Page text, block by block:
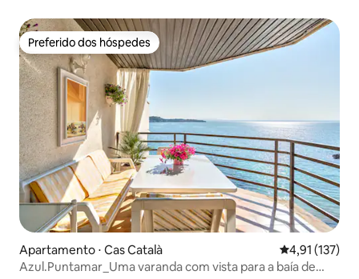
Preferido dos hóspedes
Preferido dos hóspedes
Apartamento ⋅ Cas Català 4,91 de uma
4,91 (137)
Azul.Puntamar_Uma varanda com vista para a baía de